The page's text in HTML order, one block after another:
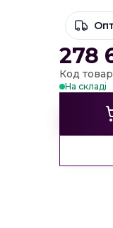
278
Код
На складі